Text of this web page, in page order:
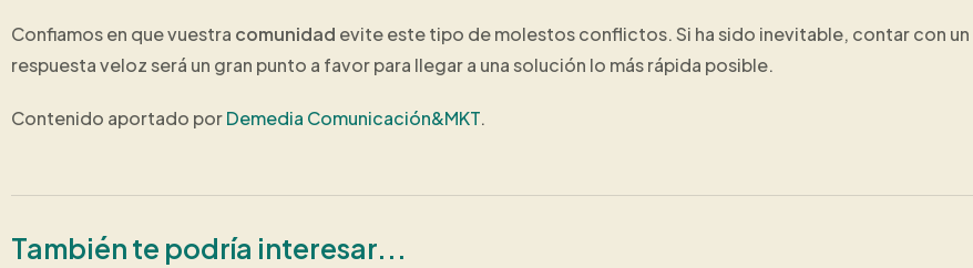
Confiamos en que vuestra comunidad evite este tipo de molestos conflictos. Si ha sido inevitable, contar con un
respuesta veloz será un gran punto a favor para llegar a una solución lo más rápida posible.
Contenido aportado porDemedia Comunicación&MKT.
También te podría interesar...